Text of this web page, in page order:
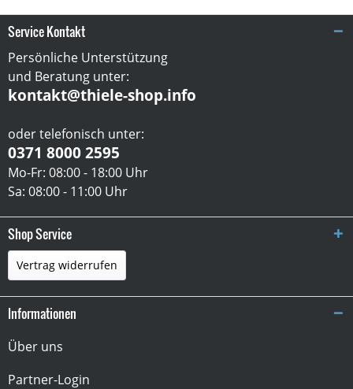
Service Kontakt
Persönliche Unterstützung
und Beratung unter:
kontakt@thiele-shop.info
oder telefonisch unter:
0371 8000 2595
Mo-Fr: 08:00 - 18:00 Uhr
Sa: 08:00 - 11:00 Uhr
Shop Service
Vertrag widerrufen
Informationen
Über uns
Partner-Login